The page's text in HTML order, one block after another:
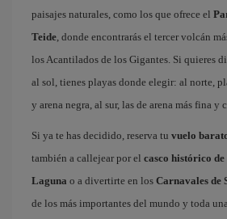
paisajes naturales, como los que ofrece el
Teide, donde encontrarás el tercer volcán
los Acantilados de los Gigantes. Si quieres
al sol, tienes playas donde elegir: al norte,
y arena negra, al sur, las de arena más fina y
Si ya te has decidido, reserva tu vuelo
también a callejear por el casco histórico
Laguna o a divertirte en los Carnavales de
de los más importantes del mundo y toda